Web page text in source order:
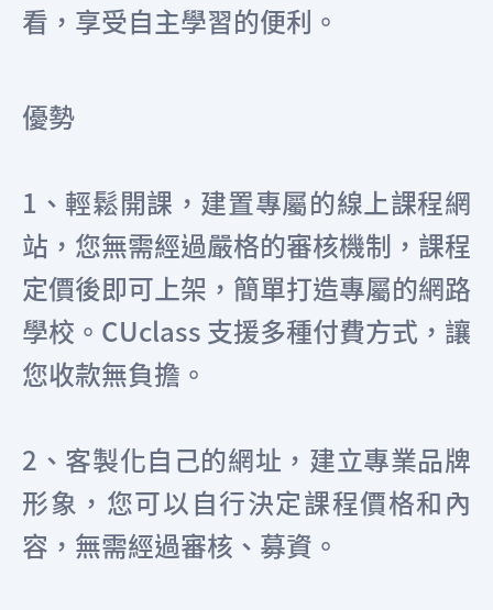
看，享受自主學習的便利。
優勢
1、輕鬆開課，建置專屬的線上課程網
站，您無需經過嚴格的審核機制，課程
定價後即可上架，簡單打造專屬的網路
學校。CUclass 支援多種付費方式，讓
您收款無負擔。
2、客製化自己的網址，建立專業品牌
形象，您可以自行決定課程價格和內
容，無需經過審核、募資。